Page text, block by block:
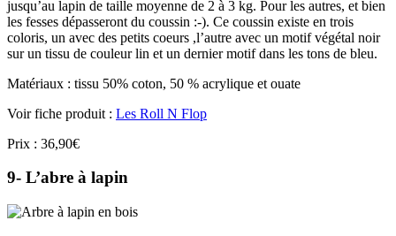
jusqu’au lapin de taille moyenne de 2 à 3 kg. Pour les autres, et bien
les fesses dépasseront du coussin :-). Ce coussin existe en trois
coloris, un avec des petits coeurs ,l’autre avec un motif végétal noir
sur un tissu de couleur lin et un dernier motif dans les tons de bleu.
Matériaux : tissu 50% coton, 50 % acrylique et ouate
Voir fiche produit : Les Roll N Flop
Prix : 36,90€
9- L’abre à lapin